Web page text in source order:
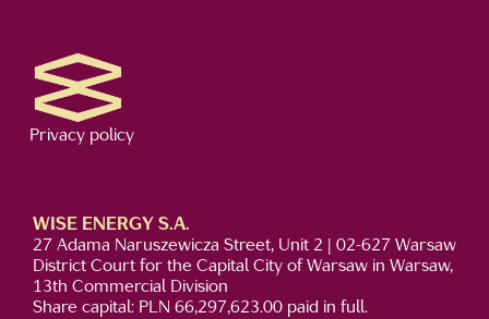
Privacy policy
WISE ENERGY S.A.
27 Adama Naruszewicza Street, Unit 2 | 02-627 Warsaw
District Court for the Capital City of Warsaw in Warsaw,
13th Commercial Division
Share capital: PLN 66,297,623.00 paid in full.